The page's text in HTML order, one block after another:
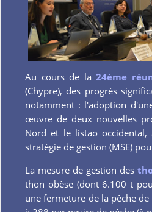
Au cours de la24ème
(Chypre), des progrès
notamment : l'adoption
œuvre de deux nouvelles
Nord et le listao
stratégie de gestion (MSE)
La mesure de gestion des
thon obèse (dont 6.100 t
une fermeture de la pêche